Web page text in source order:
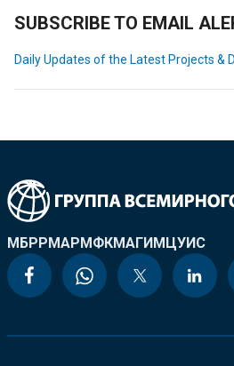
SUBSCRIBE TO EMAIL
Daily Updates of the Latest Projects &
МБРРМАРМФКМАГИМЦУИС